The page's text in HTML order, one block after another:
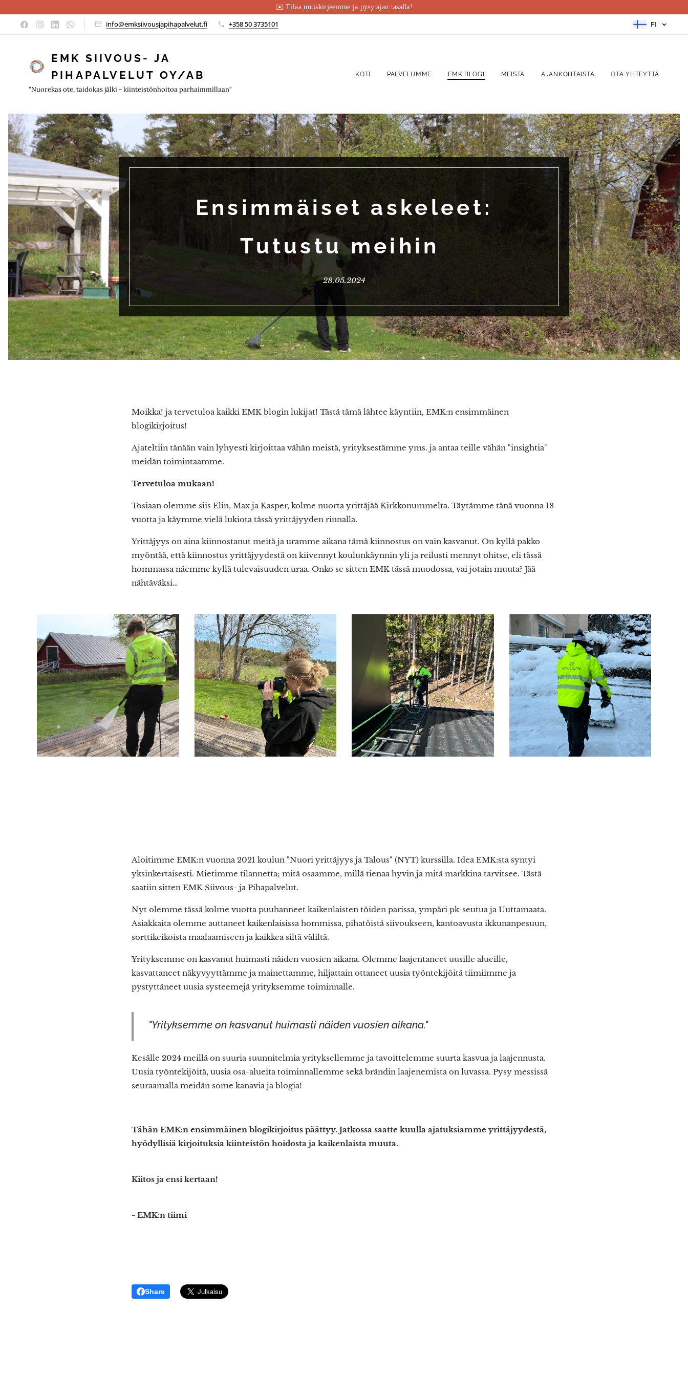
✉️ Tilaa uutiskirjeemme ja pysy ajan tasalla!
info@emksiivousjapihapalvelut.fi +358 50 3735101 FI
EMK SIIVOUS- JA
PIHAPALVELUT OY/AB
"Nuorekas ote, taidokas jälki - kiinteistönhoitoa parhaimmillaan"
KOTI PALVELUMME EMK BLOGI MEISTÄ AJANKOHTAISTA OTA YHTEYTTÄ
Ensimmäiset askeleet:
Tutustu meihin
28.05.2024
Moikka! ja tervetuloa kaikki EMK blogin lukijat! Tästä tämä lähtee käyntiin, EMK:n ensimmäinen
blogikirjoitus!
Ajateltiin tänään vain lyhyesti kirjoittaa vähän meistä, yrityksestämme yms. ja antaa teille vähän "insightia"
meidän toimintaamme.
Tervetuloa mukaan!
Tosiaan olemme siis Elin, Max ja Kasper, kolme nuorta yrittäjää Kirkkonummelta. Täytämme tänä vuonna 18
vuotta ja käymme vielä lukiota tässä yrittäjyyden rinnalla.
Yrittäjyys on aina kiinnostanut meitä ja uramme aikana tämä kiinnostus on vain kasvanut. On kyllä pakko
myöntää, että kiinnostus yrittäjyydestä on kiivennyt koulunkäynnin yli ja reilusti mennyt ohitse, eli tässä
hommassa näemme kyllä tulevaisuuden uraa. Onko se sitten EMK tässä muodossa, vai jotain muuta? Jää
nähtäväksi…
Aloitimme EMK:n vuonna 2021 koulun "Nuori yrittäjyys ja Talous" (NYT) kurssilla. Idea EMK:sta syntyi
yksinkertaisesti. Mietimme tilannetta; mitä osaamme, millä tienaa hyvin ja mitä markkina tarvitsee. Tästä
saatiin sitten EMK Siivous- ja Pihapalvelut.
Nyt olemme tässä kolme vuotta puuhanneet kaikenlaisten töiden parissa, ympäri pk-seutua ja Uuttamaata.
Asiakkaita olemme auttaneet kaikenlaisissa hommissa, pihatöistä siivoukseen, kantoavusta ikkunanpesuun,
sorttikeikoista maalaamiseen ja kaikkea siltä väliltä.
Yrityksemme on kasvanut huimasti näiden vuosien aikana. Olemme laajentaneet uusille alueille,
kasvattaneet näkyvyyttämme ja mainettamme, hiljattain ottaneet uusia työntekijöitä tiimiimme ja
pystyttäneet uusia systeemejä yrityksemme toiminnalle.
"Yrityksemme on kasvanut huimasti näiden vuosien aikana."
Kesälle 2024 meillä on suuria suunnitelmia yrityksellemme ja tavoittelemme suurta kasvua ja laajennusta.
Uusia työntekijöitä, uusia osa-alueita toiminnallemme sekä brändin laajenemista on luvassa. Pysy messissä
seuraamalla meidän some kanavia ja blogia!
Tähän EMK:n ensimmäinen blogikirjoitus päättyy. Jatkossa saatte kuulla ajatuksiamme yrittäjyydestä,
hyödyllisiä kirjoituksia kiinteistön hoidosta ja kaikenlaista muuta.
Kiitos ja ensi kertaan!
- EMK:n tiimi
Share